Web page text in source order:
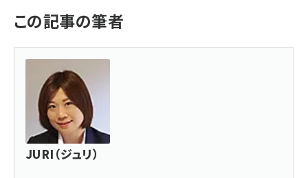
この記事の筆者
JURI（ジュリ）